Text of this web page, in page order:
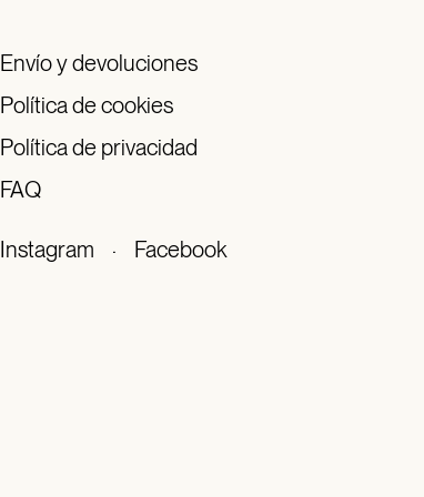
Envío y devoluciones
Política de cookies
Política de privacidad
FAQ
Instagram · Facebook